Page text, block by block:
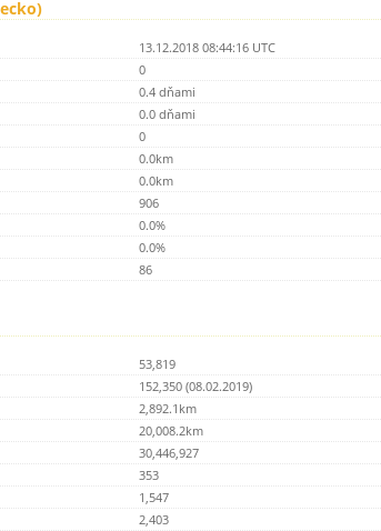
13.12.2018 08:44:16 UTC
0
0.4 dňami
0.0 dňami
0
0.0km
0.0km
906
0.0%
0.0%
86
53,819
152,350 (08.02.2019)
2,892.1km
20,008.2km
30,446,927
353
1,547
2,403